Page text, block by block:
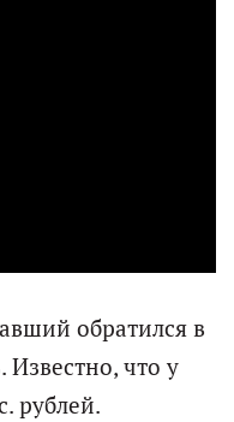
обратился в
что у
рублей.